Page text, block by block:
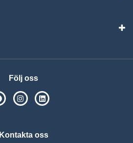
Följ oss
SPSM på Facebook
SPSM på Instagram
Kontakta oss